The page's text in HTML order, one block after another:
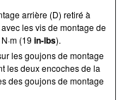
arrière (D) retiré à
les vis de montage de
(19 in-lbs).
les goujons de montage
les deux encoches de la
des goujons de montage